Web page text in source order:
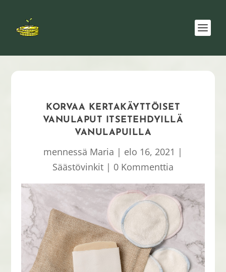
KORVAA KERTAKÄYTTÖISET
VANULAPUT ITSETEHDYILLÄ
VANULAPUILLA
mennessä Maria | elo 16, 2021 |
Säästövinkit | 0 Kommenttia